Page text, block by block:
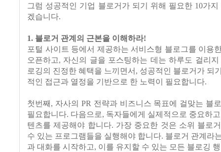
그럼 성공적인 기업 블로거가 되기 위해 필요한 10가
겠습니다.
1. 블로거 관계의 근본을 이해하라!
포털 사이트 등에서 제공하는 서비스형 블로그를 이용
오픈하고, 자신의 글을 포스팅하는 데는 하루도 걸리
로깅의 진정한 혜택을 느끼면서, 성공적인 블로거가 되
적인 접근과 열정을 기반으로 한 노력이 필요합니다.
첫번째, 자사의 PR 전략과 비즈니스 목표에 걸맞는 블
필요합니다. 다음으로, 독자들에게 실제적으로 중요하
텐츠를 제공해야 합니다. 가장 중요한 것은 소위 블로
수 있는 프로그램들을 실행해야 합니다. 블로거 관계라
과 대화를 시작하고, 이를 유지할 수 있는 모든 블로깅